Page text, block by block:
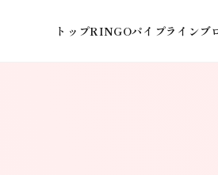
トップRINGOパイプライン ブ